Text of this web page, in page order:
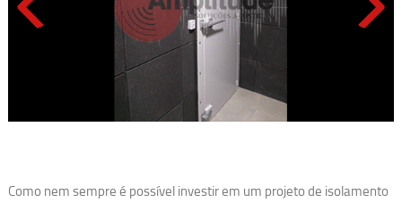
Como nem sempre é possível investir em um projeto de isolamento